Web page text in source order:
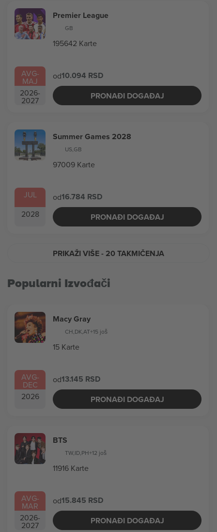
AVG-
MAJ
2026-
2027
Premier League
GB
195642 Karte
od10.094 RSD
PRONAĐI DOGAĐAJ
JUL
2028
Summer Games 2028
US,GB
97009 Karte
od16.784 RSD
PRONAĐI DOGAĐAJ
PRIKAŽI VIŠE- 20 TAKMIČENJA
Popularni Izvođači
AVG-
DEC
2026
Macy Gray
CH,DK,AT+15 još
15 Karte
od13.145 RSD
PRONAĐI DOGAĐAJ
AVG-
MAR
2026-
2027
BTS
TW,ID,PH+12 još
11916 Karte
od15.845 RSD
PRONAĐI DOGAĐAJ